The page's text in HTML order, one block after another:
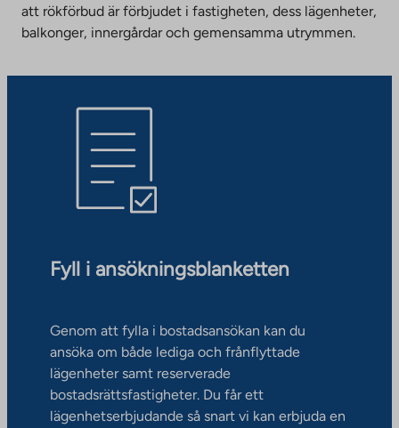
att rökförbud är förbjudet i fastigheten, dess lägenheter,
balkonger, innergårdar och gemensamma utrymmen.
Fyll i ansökningsblanketten
Genom att fylla i bostadsansökan kan du
ansöka om både lediga och frånflyttade
lägenheter samt reserverade
bostadsrättsfastigheter. Du får ett
lägenhetserbjudande så snart vi kan erbjuda en